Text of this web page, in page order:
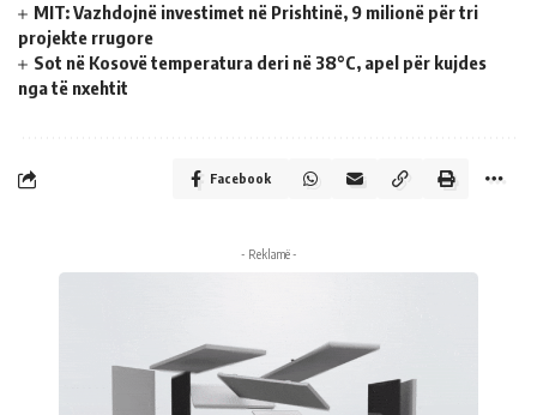
MIT: Vazhdojnë investimet në Prishtinë, 9 milionë për tri
projekte rrugore
Sot në Kosovë temperatura deri në 38°C, apel për kujdes
nga të nxehtit
Facebook
- Reklamë -